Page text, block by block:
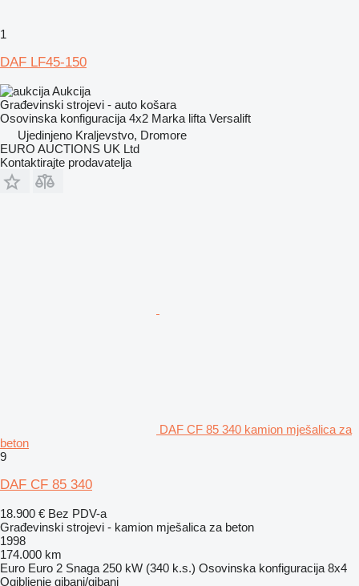
1
DAF LF45-150
Aukcija
Građevinski strojevi - auto košara
Osovinska konfiguracija 4x2 Marka lifta Versalift
Ujedinjeno Kraljevstvo, Dromore
EURO AUCTIONS UK Ltd
Kontaktirajte prodavatelja
DAF CF 85 340 kamion mješalica za
beton
9
DAF CF 85 340
18.900 € Bez PDV-a
Građevinski strojevi - kamion mješalica za beton
1998
174.000 km
Euro Euro 2 Snaga 250 kW (340 k.s.) Osovinska konfiguracija 8x4
Ogibljenje gibanj/gibanj